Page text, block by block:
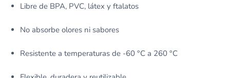
Libre de BPA, PVC, látex y ftalatos
No absorbe olores ni sabores
Resistente a temperaturas de -60 °C a 260 °C